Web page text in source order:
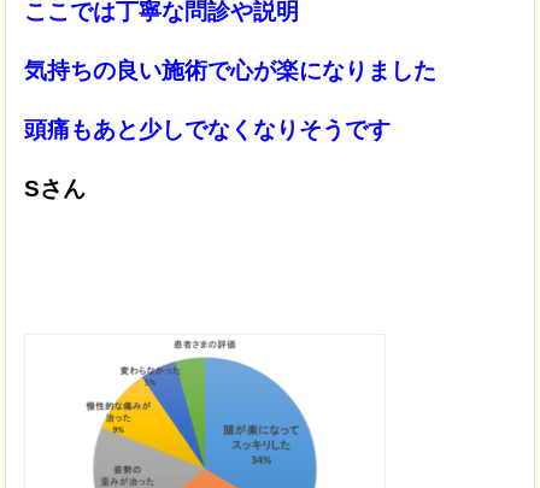
ここでは丁寧な問診や説明
気持ちの良い施術で心が楽になりました
頭痛もあと少しでなくなりそうです
Sさん